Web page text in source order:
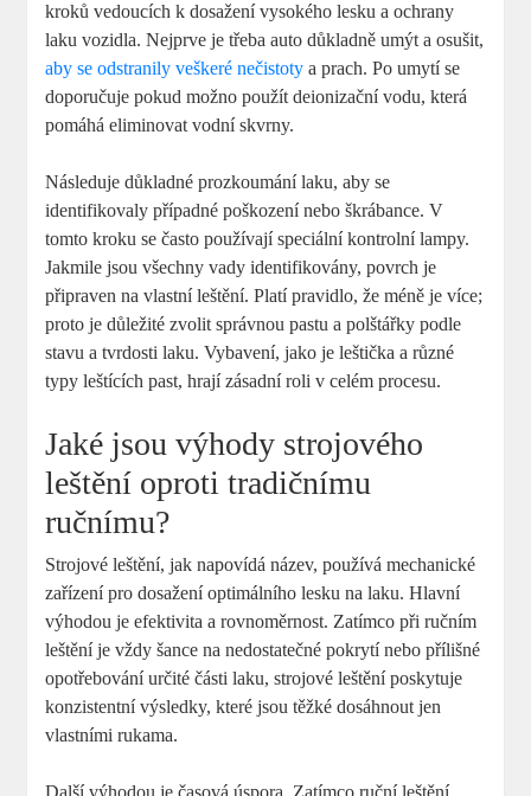
kroků vedoucích k dosažení vysokého lesku⁢ a ochrany‍
laku‌ vozidla. Nejprve je třeba auto důkladně umýt a ‌osušit,
aby se odstranily veškeré nečistoty ‍ a prach. Po umytí se
doporučuje pokud možno použít deionizační vodu, která
pomáhá eliminovat vodní skvrny.
Následuje důkladné prozkoumání⁢ laku, aby se
identifikovaly případné ‍poškození​ nebo škrábance. V
tomto kroku se často používají speciální kontrolní lampy.
Jakmile ⁤jsou všechny vady identifikovány, povrch ⁢je
připraven ⁣na vlastní leštění. Platí⁤ pravidlo, že ⁢méně je‌ více;
proto je důležité ​zvolit správnou‌ pastu a polštářky podle
stavu a‍ tvrdosti laku. ‌Vybavení, jako je ​leštička a různé
typy ⁤leštících ⁣past, hrají ‌zásadní roli⁣ v celém procesu.
Jaké jsou výhody​ strojového
leštění oproti tradičnímu
ručnímu?
Strojové leštění, jak‍ napovídá ⁣název, používá mechanické⁤
zařízení pro dosažení‌ optimálního lesku na laku. Hlavní
výhodou je ⁣efektivita a rovnoměrnost. Zatímco​ při ručním
leštění⁤ je vždy šance na‌ nedostatečné⁤ pokrytí nebo přílišné
opotřebování určité části laku, strojové ⁢leštění poskytuje
konzistentní ​výsledky, ​které‍ jsou těžké dosáhnout jen
vlastními rukama.